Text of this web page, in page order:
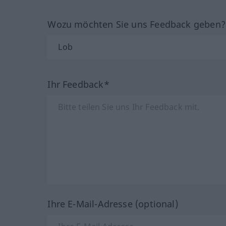
Wozu möchten Sie uns Feedback
Ihr Feedback*
Ihre E-Mail-Adresse (optional)